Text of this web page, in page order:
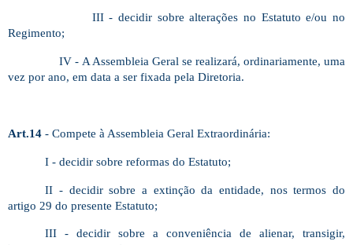
III - decidir sobre alterações no Estatuto e/ou no
Regimento;
IV - A Assembleia Geral se realizará, ordinariamente, uma
vez por ano, em data a ser fixada pela Diretoria.
Art.14 - Compete à Assembleia Geral Extraordinária:
I - decidir sobre reformas do Estatuto;
II - decidir sobre a extinção da entidade, nos termos do
artigo 29 do presente Estatuto;
III - decidir sobre a conveniência de alienar, transigir,